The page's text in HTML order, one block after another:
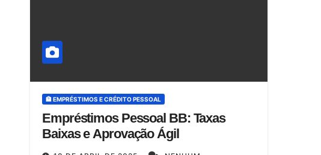
🏦 EMPRÉSTIMOS E CRÉDITO PESSOAL
Empréstimos Pessoal BB: Taxas
Baixas e Aprovação Ágil